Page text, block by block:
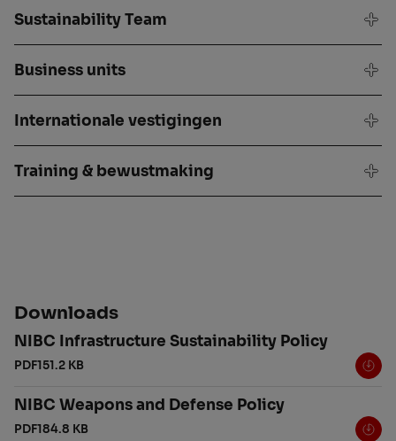
Sustainability Team
Business units
Internationale vestigingen
Training & bewustmaking
Downloads
NIBC Infrastructure Sustainability Policy
PDF151.2 KB
NIBC Weapons and Defense Policy
PDF184.8 KB